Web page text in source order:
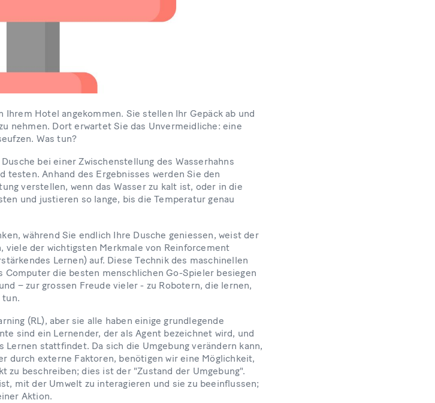
Ihrem Hotel angekommen. Sie stellen Ihr Gepäck ab und
nehmen. Dort erwartet Sie das Unvermeidliche: eine
Was tun?
bei einer Zwischenstellung des Wasserhahns
Anhand des Ergebnisses werden Sie den
verstellen, wenn das Wasser zu kalt ist, oder in die
und justieren so lange, bis die Temperatur genau
während Sie endlich Ihre Dusche geniessen, weist der
viele der wichtigsten Merkmale von Reinforcement
Lernen) auf. Diese Technik des maschinellen
Computer die besten menschlichen Go-Spieler besiegen
– zur grossen Freude vieler - zu Robotern, die lernen,
tun.
(RL), aber sie alle haben einige grundlegende
sind ein Lernender, der als Agent bezeichnet wird, und
stattfindet. Da sich die Umgebung verändern kann,
durch externe Faktoren, benötigen wir eine Möglichkeit,
zu beschreiben; dies ist der "Zustand der Umgebung".
mit der Umwelt zu interagieren und sie zu beeinflussen;
Aktion.